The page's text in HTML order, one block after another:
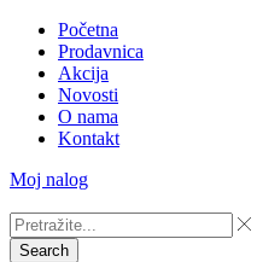
Početna
Prodavnica
Akcija
Novosti
O nama
Kontakt
Moj nalog
Search